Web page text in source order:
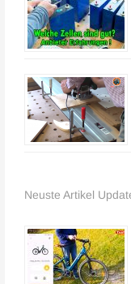
Neuste Artikel